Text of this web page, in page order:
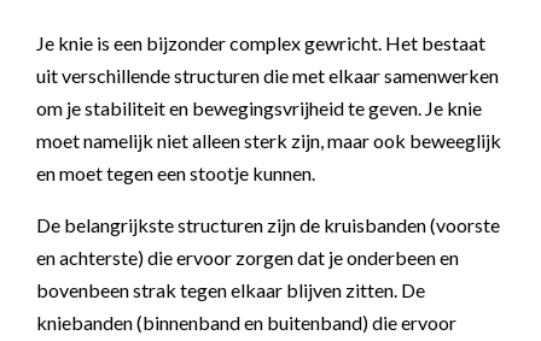
Je knie is een bijzonder complex gewricht. Het bestaat
uit verschillende structuren die met elkaar samenwerken
om je stabiliteit en bewegingsvrijheid te geven. Je knie
moet namelijk niet alleen sterk zijn, maar ook beweeglijk
en moet tegen een stootje kunnen.
De belangrijkste structuren zijn de kruisbanden (voorste
en achterste) die ervoor zorgen dat je onderbeen en
bovenbeen strak tegen elkaar blijven zitten. De
kniebanden (binnenband en buitenband) die ervoor